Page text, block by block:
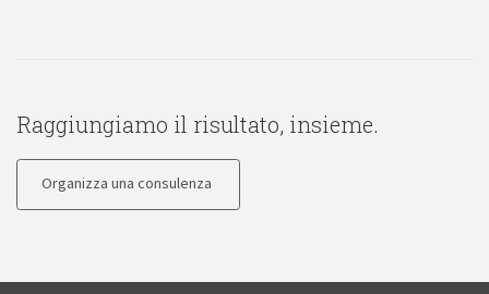
Raggiungiamo il risultato, insieme.
Organizza una consulenza